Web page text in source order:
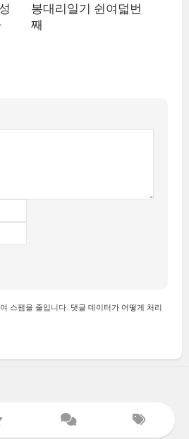
봉대리일기 쉰여덟번
째
스팸을 줄입니다. 댓글 데이터가 어떻게 처리